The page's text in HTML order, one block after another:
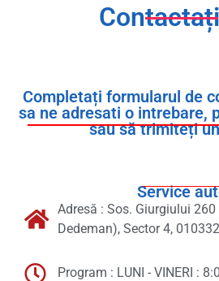
Completați formularul de
sa ne adresati o intrebare,
sau să trimiteți
Service
Adresă : Sos. Giurgiului
Dedeman), Sector 4,
Program : LUNI - VINERI :